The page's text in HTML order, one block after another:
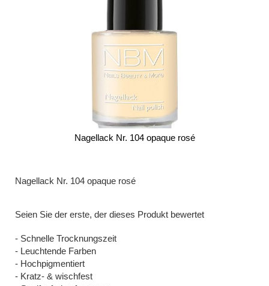
Nagellack Nr. 104 opaque rosé
der
Nagellack Nr. 104 opaque rosé
Seien Sie der erste, der dieses Produkt bewertet
- Schnelle Trocknungszeit
- Leuchtende Farben
- Hochpigmentiert
- Kratz- & wischfest